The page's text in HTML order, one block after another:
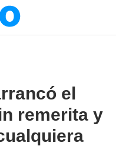
el
remerita y